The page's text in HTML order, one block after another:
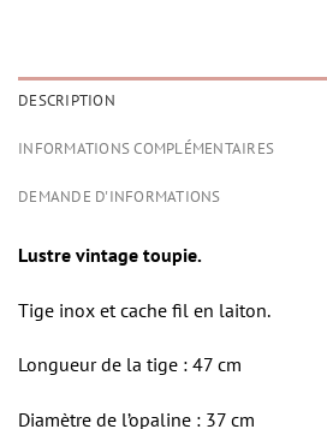
DESCRIPTION
INFORMATIONS COMPLÉMENTAIRES
DEMANDE D'INFORMATIONS
Lustre vintage toupie.
Tige inox et cache fil en laiton.
Longueur de la tige : 47 cm
Diamètre de l’opaline : 37 cm